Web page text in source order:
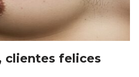
clientes felices